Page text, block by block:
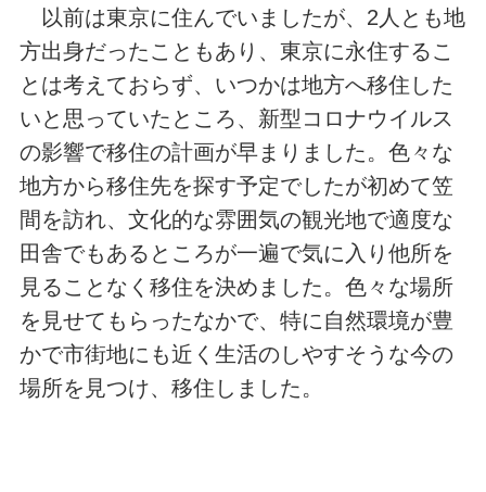
以前は東京に住んでいましたが、2人とも地
方出身だったこともあり、東京に永住するこ
とは考えておらず、いつかは地方へ移住した
いと思っていたところ、新型コロナウイルス
の影響で移住の計画が早まりました。色々な
地方から移住先を探す予定でしたが初めて笠
間を訪れ、文化的な雰囲気の観光地で適度な
田舎でもあるところが一遍で気に入り他所を
見ることなく移住を決めました。色々な場所
を見せてもらったなかで、特に自然環境が豊
かで市街地にも近く生活のしやすそうな今の
場所を見つけ、移住しました。